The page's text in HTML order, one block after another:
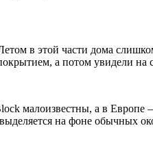
в этой части дома
а потом увидели
малоизвестны, а в Европе
на фоне обычных